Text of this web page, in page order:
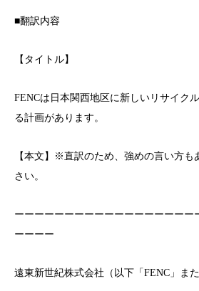
■翻訳内容
【タイトル】
FENCは日本関西地区に新しいリサイク
る計画があります。
【本文】※直訳のため、強めの言い方も
さい。
ーーーーーーーーーーーーーーーーーー
ーーーー
遠東新世紀株式会社（以下「FENC」ま